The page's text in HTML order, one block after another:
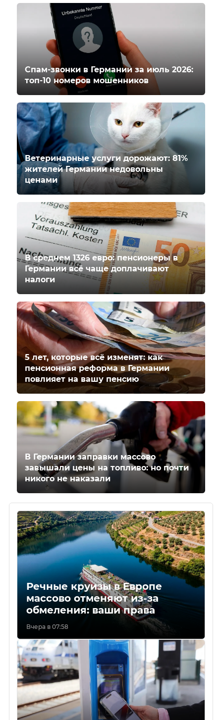
Спам-звонки в Германии за июль 2026:
топ-10 номеров мошенников
Ветеринарные услуги дорожают: 81%
жителей Германии недовольны
ценами
В среднем 1326 евро: пенсионеры в
Германии всё чаще доплачивают
налоги
5 лет, которые всё изменят: как
пенсионная реформа в Германии
повлияет на вашу пенсию
В Германии заправки массово
завышали цены на топливо: но почти
никого не наказали
Речные круизы в Европе
массово отменяют из-за
обмеления: ваши права
Вчера в 07:58